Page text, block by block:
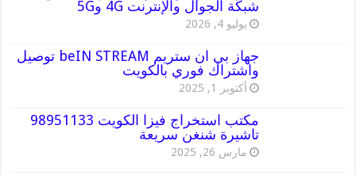
شبكة الجوال والإنترنت 4G و5G
يوليو 4, 2026
جهاز بي ان ستريم beIN STREAM توصيل
واشتراك فوري بالكويت
أكتوبر 1, 2025
مكتب استخراج فيزا الكويت 98951133
تاشيرة شنغن سريعة
مارس 26, 2025